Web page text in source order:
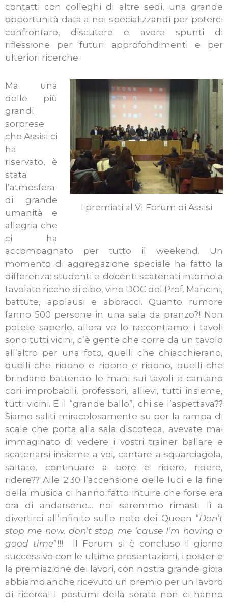
contatti con colleghi di altre sedi, una grande
opportunità data a noi specializzandi per poterci
confrontare, discutere e avere spunti di
riflessione per futuri approfondimenti e per
ulteriori ricerche.
I premiati al VI Forum di Assisi
Ma una
delle più
grandi
sorprese
che Assisi ci
ha
riservato, è
stata
l’atmosfera
di grande
umanità e
allegria che
ci ha
accompagnato per tutto il weekend. Un
momento di aggregazione speciale ha fatto la
differenza: studenti e docenti scatenati intorno a
tavolate ricche di cibo, vino DOC del Prof. Mancini,
battute, applausi e abbracci. Quanto rumore
fanno 500 persone in una sala da pranzo?! Non
potete saperlo, allora ve lo raccontiamo: i tavoli
sono tutti vicini, c’è gente che corre da un tavolo
all’altro per una foto, quelli che chiacchierano,
quelli che ridono e ridono e ridono, quelli che
brindano battendo le mani sui tavoli e cantano
cori improbabili, professori, allievi, tutti insieme,
tutti vicini. E il “grande ballo”, chi se l’aspettava??
Siamo saliti miracolosamente su per la rampa di
scale che porta alla sala discoteca, avevate mai
immaginato di vedere i vostri trainer ballare e
scatenarsi insieme a voi, cantare a squarciagola,
saltare, continuare a bere e ridere, ridere,
ridere?? Alle 2.30 l’accensione delle luci e la fine
della musica ci hanno fatto intuire che forse era
ora di andarsene… noi saremmo rimasti lì a
divertirci all’infinito sulle note dei Queen “Don’t
stop me now, don’t stop me ‘cause I’m having a
good time”!!! Il Forum si è concluso il giorno
successivo con le ultime presentazioni, i poster e
la premiazione dei lavori, con nostra grande gioia
abbiamo anche ricevuto un premio per un lavoro
di ricerca! I postumi della serata non ci hanno